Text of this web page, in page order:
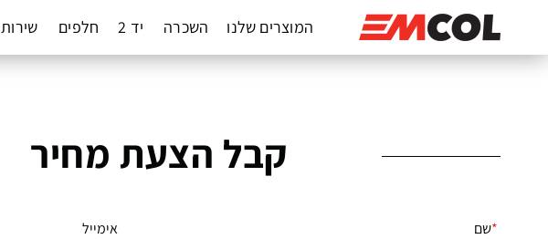
המוצרים שלנו השכרה יד 2 חלפים שירות
קבל הצעת מחיר
שם אימייל